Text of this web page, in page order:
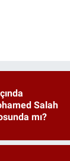
Salah
mı?